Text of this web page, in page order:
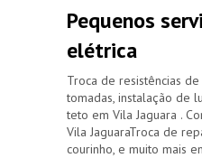
Pequenos
elétrica
Troca de resistências
tomadas, instalação de
teto em Vila Jaguara .
Vila JaguaraTroca de
courinho, e muito mais